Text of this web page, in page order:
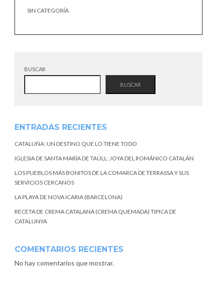
SIN CATEGORÍA
BUSCAR
BUSCAR
ENTRADAS RECIENTES
CATALUÑA: UN DESTINO QUE LO TIENE TODO
IGLESIA DE SANTA MARÍA DE TAÜLL: JOYA DEL ROMÁNICO CATALÁN
LOS PUEBLOS MÁS BONITOS DE LA COMARCA DE TERRASSA Y SUS
SERVICIOS CERCANOS
LA PLAYA DE NOVA ICARIA (BARCELONA)
RECETA DE CREMA CATALANA (CREMA QUEMADA) TIPICA DE
CATALUNYA
COMENTARIOS RECIENTES
No hay comentarios que mostrar.